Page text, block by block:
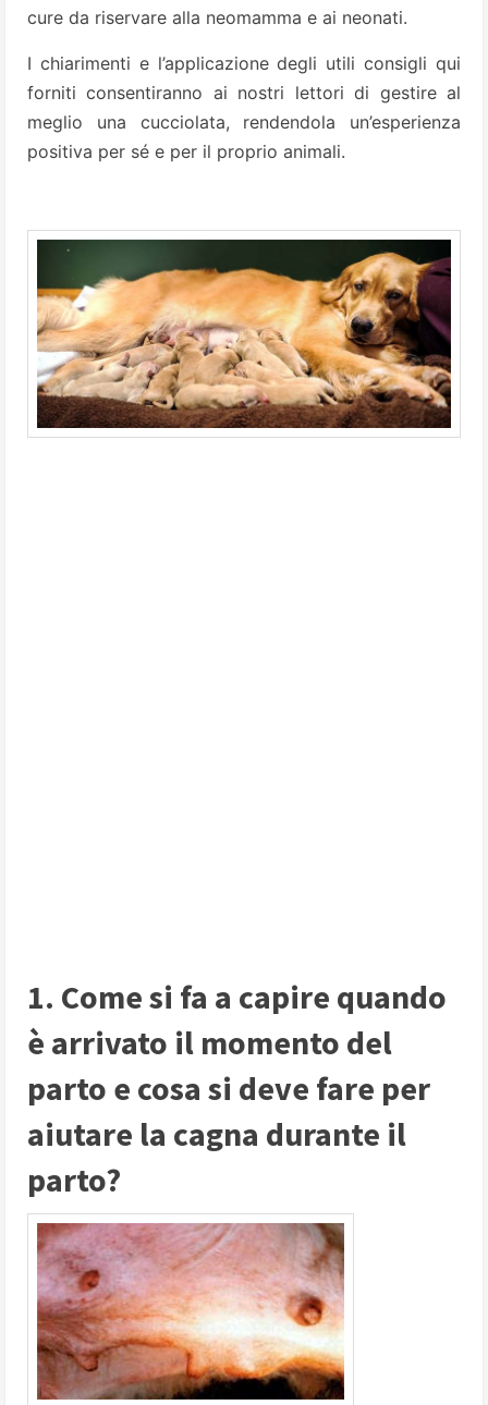
cure da riservare alla neomamma e ai neonati.
I chiarimenti e l’applicazione degli utili consigli qui
forniti consentiranno ai nostri lettori di gestire al
meglio una cucciolata, rendendola un’esperienza
positiva per sé e per il proprio animali.
1. Come si fa a capire quando
è arrivato il momento del
parto e cosa si deve fare per
aiutare la cagna durante il
parto?